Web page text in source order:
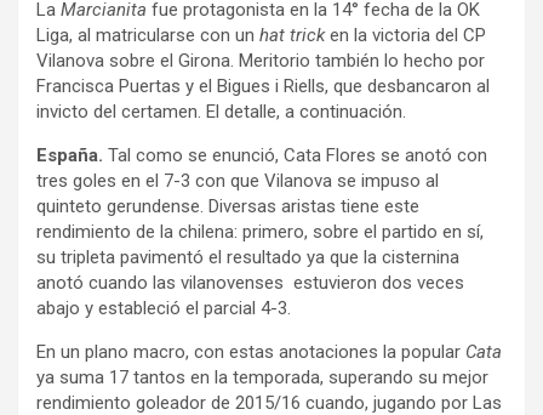
La Marcianita fue protagonista en la 14° fecha de la OK
Liga, al matricularse con un hat tricken la victoria del CP
Vilanova sobre el Girona. Meritorio también lo hecho por
Francisca Puertas y el Bigues i Riells, que desbancaron al
invicto del certamen. El detalle, a continuación.
España. Tal como se enunció, Cata Flores se anotó con
tres goles en el 7-3 con que Vilanova se impuso al
quinteto gerundense. Diversas aristas tiene este
rendimiento de la chilena: primero, sobre el partido en sí,
su tripleta pavimentó el resultado ya que la cisternina
anotó cuando las vilanovenses estuvieron dos veces
abajo y estableció el parcial 4-3.
En un plano macro, con estas anotaciones la popular Cata
ya suma 17 tantos en la temporada, superando su mejor
rendimiento goleador de 2015/16 cuando, jugando por Las